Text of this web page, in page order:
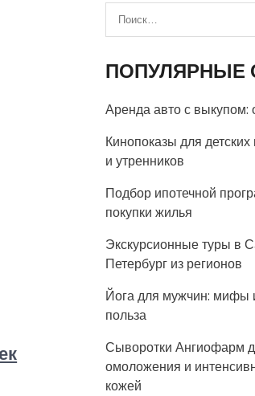
ПОПУЛЯРНЫЕ
Аренда авто с выкупом:
Кинопоказы для детских
и утренников
Подбор ипотечной
покупки жилья
Экскурсионные туры в
Петербург из регионов
Йога для мужчин: мифы
польза
Сыворотки Ангиофарм
омоложения и
кожей